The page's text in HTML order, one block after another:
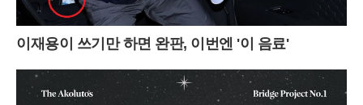
이재용이 쓰기만 하면 완판, 이번엔 '이 음료'